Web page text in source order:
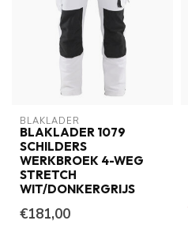
BLAKLADER
BLAKLADER 1079
SCHILDERS
WERKBROEK 4-WEG
STRETCH
WIT/DONKERGRIJS
€181,00